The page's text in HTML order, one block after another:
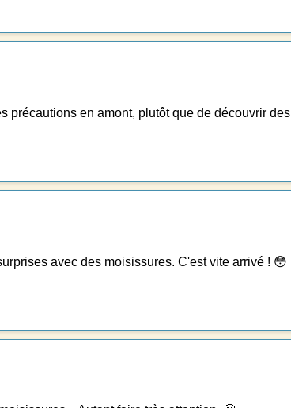
précautions en amont, plutôt que de découvrir
avec des moisissures. C'est vite arrivé ! 😳